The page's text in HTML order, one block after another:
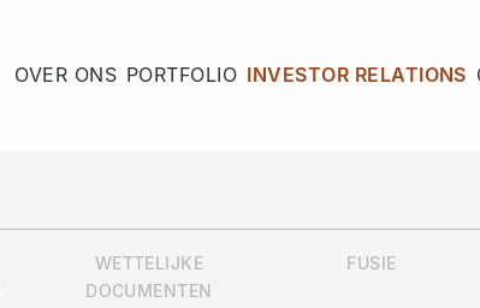
OVER ONS PORTFOLIO INVESTOR RELATIONS
WETTELIJKE
DOCUMENTEN
FUSIE